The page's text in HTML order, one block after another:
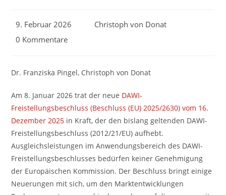
Beitrag
9. Februar 2026
Beitrags-
Christoph von Donat
Beitrags-
0 Kommentare
Dr. Franziska Pingel, Christoph von Donat
Am 8. Januar 2026 trat der neue DAWI-
Freistellungsbeschluss (Beschluss (EU) 2025/2630) vom 16.
Dezember 2025 in Kraft, der den bislang geltenden DAWI-
Freistellungsbeschluss (2012/21/EU) aufhebt.
Ausgleichsleistungen im Anwendungsbereich des DAWI-
Freistellungsbeschlusses bedürfen keiner Genehmigung
der Europäischen Kommission. Der Beschluss bringt einige
Neuerungen mit sich, um den Marktentwicklungen